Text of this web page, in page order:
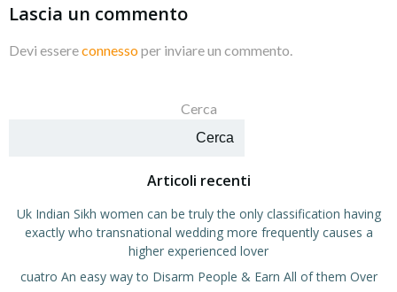
Lascia un commento
Devi essereconnessoper inviare un commento.
Cerca
Cerca
Articoli recenti
Uk Indian Sikh women can be truly the only classification having
exactly who transnational wedding more frequently causes a
higher experienced lover
cuatro An easy way to Disarm People & Earn All of them Over